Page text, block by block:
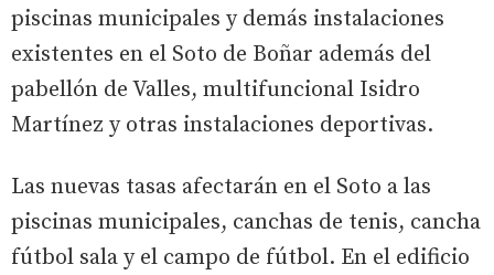
piscinas municipales y demás instalaciones
existentes en el Soto de Boñar además del
pabellón de Valles, multifuncional Isidro
Martínez y otras instalaciones deportivas.
Las nuevas tasas afectarán en el Soto a las
piscinas municipales, canchas de tenis, cancha
fútbol sala y el campo de fútbol. En el edificio